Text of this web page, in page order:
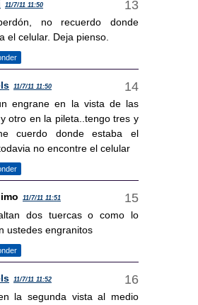
11/7/11 11:50
no recuerdo donde
el celular. Deja pienso.
11/7/11 11:50
engrane en la vista de las
otro en la pileta..tengo tres y
cuerdo donde estaba el
no encontre el celular
11/7/11 11:51
dos tuercas o como lo
ustedes engranitos
11/7/11 11:52
la segunda vista al medio